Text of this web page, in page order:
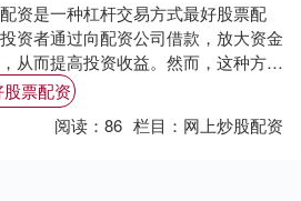
资是一种杠杆交易方式最好股票配
资者通过向配资公司借款，放大资金
从而提高投资收益。然而，这种方式
着较高的风险。 1. 信誉和口碑：了解
票配资
阅读：86 栏目： 网上炒股配资